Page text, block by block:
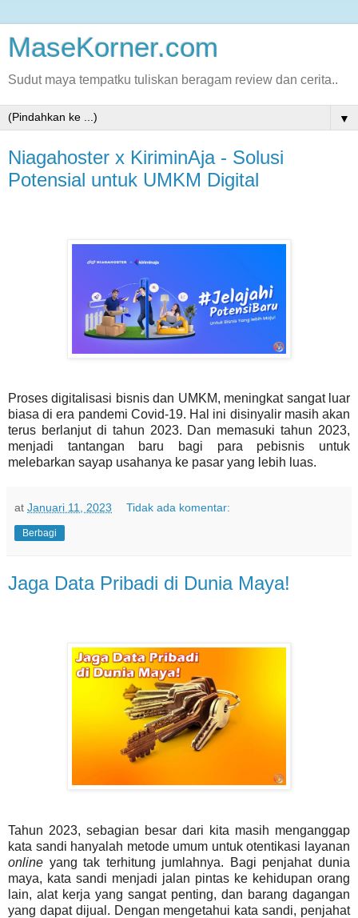
MaseKorner.com
Sudut maya tempatku tuliskan beragam review dan cerita..
▼
Niagahoster x KiriminAja - Solusi
Potensial untuk UMKM Digital
Proses digitalisasi bisnis dan UMKM, meningkat sangat luar
biasa di era pandemi Covid-19. Hal ini disinyalir masih akan
terus berlanjut di tahun 2023. Dan memasuki tahun 2023,
menjadi tantangan baru bagi para pebisnis untuk
melebarkan sayap usahanya ke pasar yang lebih luas.
at Januari 11, 2023 Tidak ada komentar:
Berbagi
Jaga Data Pribadi di Dunia Maya!
Tahun 2023, sebagian besar dari kita masih menganggap
kata sandi hanyalah metode umum untuk otentikasi layanan
online yang tak terhitung jumlahnya. Bagi penjahat dunia
maya, kata sandi menjadi jalan pintas ke kehidupan orang
lain, alat kerja yang sangat penting, dan barang dagangan
yang dapat dijual. Dengan mengetahui kata sandi, penjahat